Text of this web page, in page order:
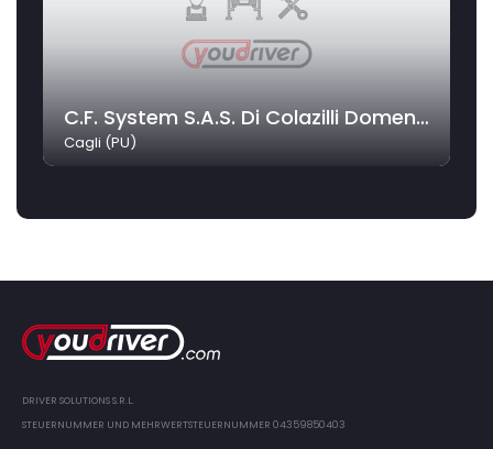
C.F. System S.A.S. Di Colazilli Domenico & C.
Cagli (PU)
DRIVER SOLUTIONS S.R.L.
STEUERNUMMER UND MEHRWERTSTEUERNUMMER 04359850403